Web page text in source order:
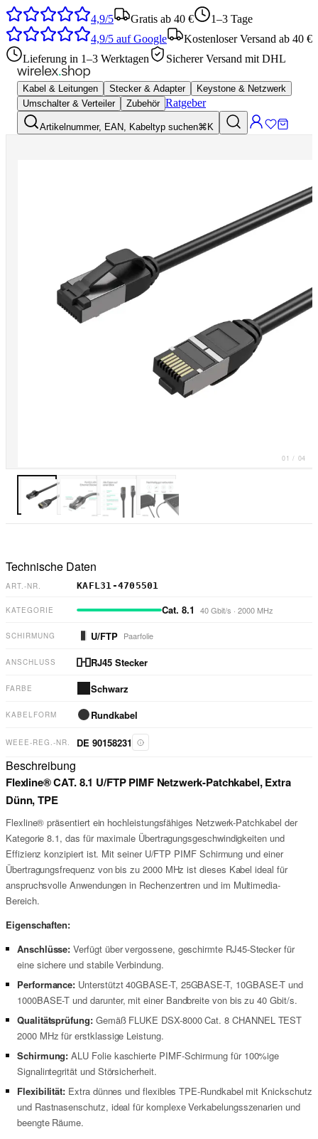
4,9/5 Gratis ab 40 €
1–3 Tage
4,9/5 auf Google
Kostenloser Versand ab 40 €
Lieferung in 1–3 Werktagen
Sicherer Versand mit DHL
Kabel & Leitungen Stecker & Adapter
Keystone & Netzwerk
Umschalter & Verteiler
Zubehör Ratgeber
Artikelnummer, EAN, Kabeltyp suchen⌘K
01 / 04
Technische Daten
ART.-NR. KAFL31-4705501
KATEGORIE Cat. 8.1 40 Gbit/s · 2000 MHz
SCHIRMUNG U/FTP Paarfolie
ANSCHLUSS RJ45 Stecker
FARBE Schwarz
KABELFORM Rundkabel
WEEE-REG.-NR. DE 90158231
Beschreibung
Flexline® CAT. 8.1 U/FTP PIMF Netzwerk-Patchkabel, Extra
Dünn, TPE
Flexline® präsentiert ein hochleistungsfähiges Netzwerk-Patchkabel der
Kategorie 8.1, das für maximale Übertragungsgeschwindigkeiten und
Effizienz konzipiert ist. Mit seiner U/FTP PIMF Schirmung und einer
Übertragungsfrequenz von bis zu 2000 MHz ist dieses Kabel ideal für
anspruchsvolle Anwendungen in Rechenzentren und im Multimedia-
Bereich.
Eigenschaften:
Anschlüsse: Verfügt über vergossene, geschirmte RJ45-Stecker für
eine sichere und stabile Verbindung.
Performance: Unterstützt 40GBASE-T, 25GBASE-T, 10GBASE-T und
1000BASE-T und darunter, mit einer Bandbreite von bis zu 40 Gbit/s.
Qualitätsprüfung:Gemäß FLUKE DSX-8000 Cat. 8 CHANNEL TEST
2000 MHz für erstklassige Leistung.
Schirmung: ALU Folie kaschierte PIMF-Schirmung für 100%ige
Signalintegrität und Störsicherheit.
Flexibilität: Extra dünnes und flexibles TPE-Rundkabel mit Knickschutz
und Rastnasenschutz, ideal für komplexe Verkabelungsszenarien und
beengte Räume.